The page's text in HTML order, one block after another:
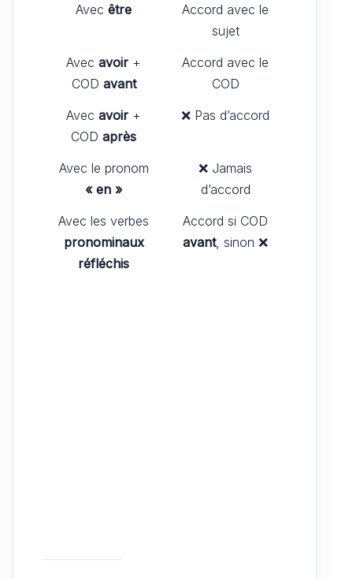
Avec être
Accord avec le
sujet
Avec avoir +
COD avant
Accord avec le
COD
Avec avoir +
COD après
❌ Pas d’accord
Avec le pronom
« en »
❌ Jamais
d’accord
Avec les verbes
pronominaux
réfléchis
Accord si COD
avant, sinon ❌